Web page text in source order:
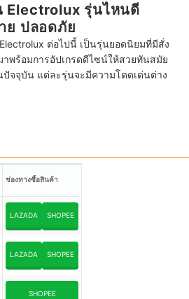
Electrolux รุ่นไหนดี
ย ปลอดภัย
ต่อไปนี้ เป็นรุ่นยอดนิยมที่มีสั่ง
พร้อมการอัปเกรดดีไซน์ให้สวยทันสมัย
ปัจจุบัน แต่ละรุ่นจะมีความโดดเด่นต่าง
ช่องทางซื้อสินค้า
LAZADA SHOPEE
LAZADA SHOPEE
SHOPEE